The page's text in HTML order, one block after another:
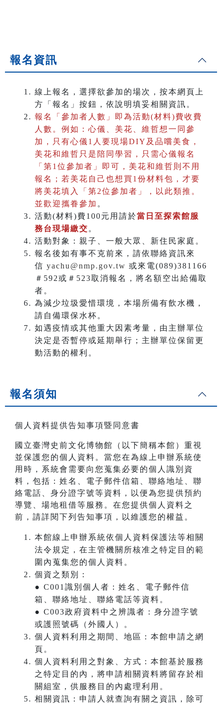
報名資訊
線上報名，選擇欲參加的場次，按本網頁上
方「報名」按鈕，依說明填妥相關資訊。
報名「參加者人數」即為活動(材料)費收費
人數。 例如：心儀、美花、維哲想一同參
加，只有心儀1人要現場DIY及品嚐美食，
美花和維哲只是陪同學習，只需心儀報名
「第1位參加者」即可，美花和維哲則不用
報名；若美花自己也想買1份材料包，才要
將美花填入「第2位參加者」，以此類推。
並歡迎攜眷參加 。
活動(材料)費100元用請於當日至探索館服
務台現場繳交 。
活動對象：親子、一般大眾、新住民家庭。
報名後如有事不克前來，請依聯絡資訊來
信 yachu@nmp.gov.tw 或來電(089)381166
＃592或＃523取消報名，將名額空出給備取
者。
為減少垃圾愛惜環境，本場所備有飲水機，
請自備環保水杯。
如遇疫情或其他重大因素考量，由主辦單位
決定是否暫停或延期舉行；主辦單位保留更
動活動的權利。
報名須知
個人資料提供告知事項暨同意書
國立臺灣史前文化博物館（以下簡稱本館）重視
並保護您的個人資料。當您在為線上申辦系統使
用時，系統會需要向您蒐集必要的個人識別資
料，包括：姓名、電子郵件信箱、聯絡地址、聯
絡電話、身分證字號等資料，以便為您提供預約
導覽、場地租借等服務。在您提供個人資料之
前，請詳閱下列告知事項，以維護您的權益。
本館線上申辦系統依個人資料保護法等相關
法令規定，在主管機關所核准之特定目的範
圍內蒐集您的個人資料。
個資之類別：
● C001識別個人者：姓名、電子郵件信
箱、聯絡地址、聯絡電話等資料。
● C003政府資料中之辨識者：身分證字號
或護照號碼（外國人）。
個人資料利用之期間、地區：本館申請之網
頁。
個人資料利用之對象、方式：本館基於服務
之特定目的內，將申請相關資料將留存於相
關組室，供服務目的內處理利用。
相關資訊：申請人就查詢有關之資訊，除可